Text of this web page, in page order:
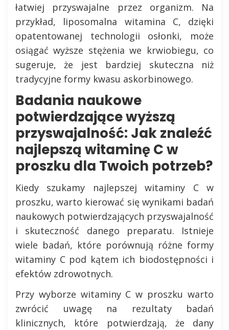
łatwiej przyswajalne przez organizm. Na
przykład, liposomalna witamina C, dzięki
opatentowanej technologii osłonki, może
osiągać wyższe stężenia we krwiobiegu, co
sugeruje, że jest bardziej skuteczna niż
tradycyjne formy kwasu askorbinowego.
Badania naukowe
potwierdzające wyższą
przyswajalność: Jak znaleźć
najlepszą witaminę C w
proszku dla Twoich potrzeb?
Kiedy szukamy najlepszej witaminy C w
proszku, warto kierować się wynikami badań
naukowych potwierdzających przyswajalność
i skuteczność danego preparatu. Istnieje
wiele badań, które porównują różne formy
witaminy C pod kątem ich biodostępności i
efektów zdrowotnych.
Przy wyborze witaminy C w proszku warto
zwrócić uwagę na rezultaty badań
klinicznych, które potwierdzają, że dany